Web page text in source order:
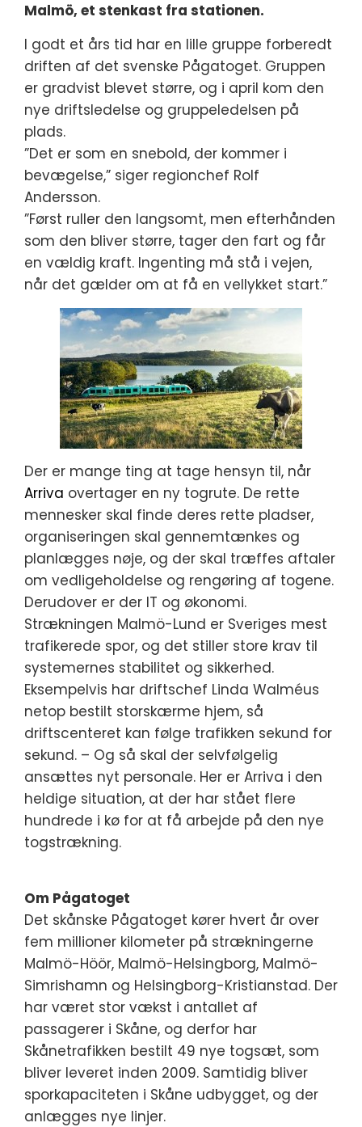
Malmö, et stenkast fra stationen.
I godt et års tid har en lille gruppe forberedt
driften af det svenske Pågatoget. Gruppen
er gradvist blevet større, og i april kom den
nye driftsledelse og gruppeledelsen på
plads.
”Det er som en snebold, der kommer i
bevægelse,” siger regionchef Rolf
Andersson.
”Først ruller den langsomt, men efterhånden
som den bliver større, tager den fart og får
en vældig kraft. Ingenting må stå i vejen,
når det gælder om at få en vellykket start.”
Der er mange ting at tage hensyn til, når
Arriva overtager en ny togrute. De rette
mennesker skal finde deres rette pladser,
organiseringen skal gennemtænkes og
planlægges nøje, og der skal træffes aftaler
om vedligeholdelse og rengøring af togene.
Derudover er der IT og økonomi.
Strækningen Malmö-Lund er Sveriges mest
trafikerede spor, og det stiller store krav til
systemernes stabilitet og sikkerhed.
Eksempelvis har driftschef Linda Walméus
netop bestilt storskærme hjem, så
driftscenteret kan følge trafikken sekund for
sekund. – Og så skal der selvfølgelig
ansættes nyt personale. Her er Arriva i den
heldige situation, at der har stået flere
hundrede i kø for at få arbejde på den nye
togstrækning.
Om Pågatoget
Det skånske Pågatoget kører hvert år over
fem millioner kilometer på strækningerne
Malmö-Höör, Malmö-Helsingborg, Malmö-
Simrishamn og Helsingborg-Kristianstad. Der
har været stor vækst i antallet af
passagerer i Skåne, og derfor har
Skånetrafikken bestilt 49 nye togsæt, som
bliver leveret inden 2009. Samtidig bliver
sporkapaciteten i Skåne udbygget, og der
anlægges nye linjer.